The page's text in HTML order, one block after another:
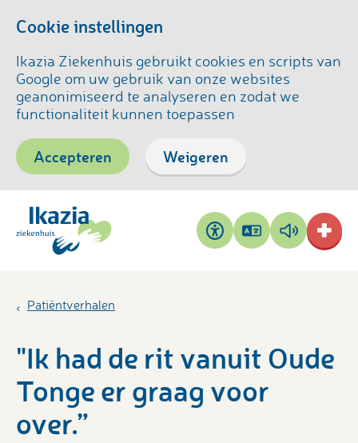
Cookie instellingen
Ikazia Ziekenhuis gebruikt cookies en scripts van
Google om uw gebruik van onze websites
geanonimiseerd te analyseren en zodat we
functionaliteit kunnen toepassen
Accepteren Weigeren
Toegankelijkheid
Pagina
vertalen
Pagina
voorlezen
Patiëntverhalen
"Ik had de rit vanuit Oude
Tonge er graag voor
over.”